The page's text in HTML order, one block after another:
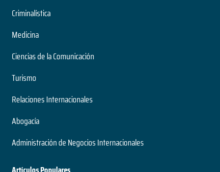
Criminalística
Medicina
Ciencias de la Comunicación
Turismo
Relaciones Internacionales
Abogacía
Administración de Negocios Internacionales